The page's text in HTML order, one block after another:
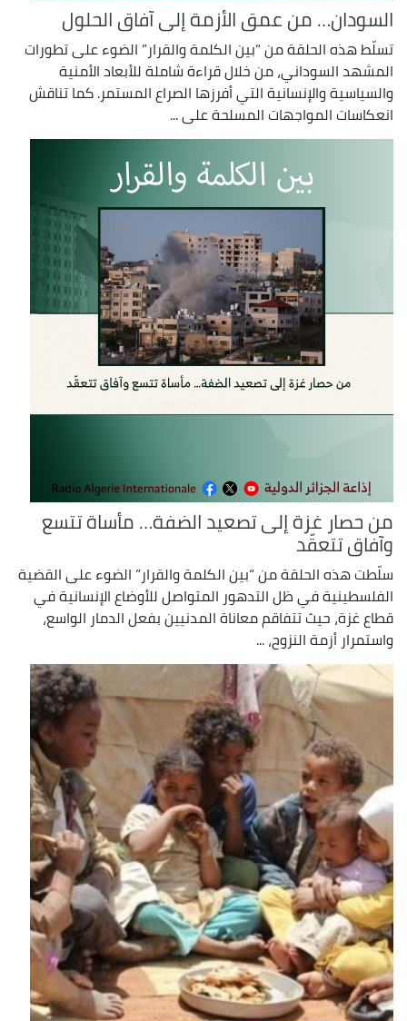
السودان… من عمق الأزمة إلى آفاق الحلول
تسلّط هذه الحلقة من “بين الكلمة والقرار” الضوء على تطورات
المشهد السوداني، من خلال قراءة شاملة للأبعاد الأمنية
والسياسية والإنسانية التي أفرزها الصراع المستمر. كما تناقش
انعكاسات المواجهات المسلحة على ...
من حصار غزة إلى تصعيد الضفة… مأساة تتسع
وآفاق تتعقّد
سلّطت هذه الحلقة من “بين الكلمة والقرار” الضوء على القضية
الفلسطينية في ظل التدهور المتواصل للأوضاع الإنسانية في
قطاع غزة، حيث تتفاقم معاناة المدنيين بفعل الدمار الواسع،
واستمرار أزمة النزوح، ...